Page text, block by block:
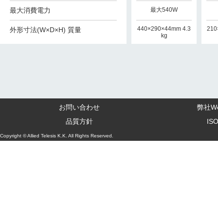
最大消費電力
外形寸法(W×D×H) 質量
最大86W
3.8
210×346×42.5mm 2.
最大540W
440×290×44mm 4.3
kg
お問い合わせ
弊社
品質方針
Copyright © Allied Telesis K.K. All Rights Reserved.